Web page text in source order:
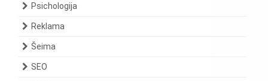
Psichologija
Reklama
Šeima
SEO